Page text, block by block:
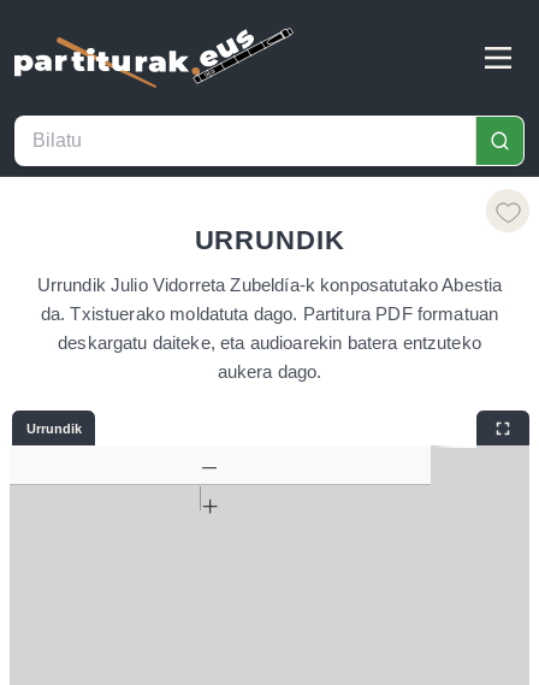
URRUNDIK
Urrundik Julio Vidorreta Zubeldía-k konposatutako Abestia
da. Txistuerako moldatuta dago. Partitura PDF formatuan
deskargatu daiteke, eta audioarekin batera entzuteko
aukera dago.
Urrundik